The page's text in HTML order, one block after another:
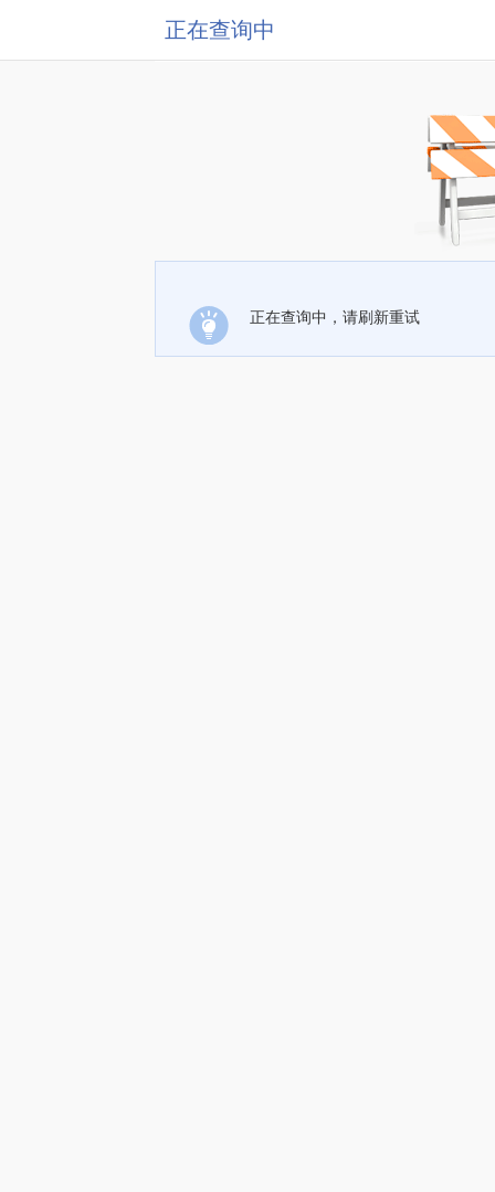
正在查询中
正在查询中，请刷新重试